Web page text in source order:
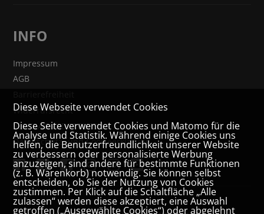
INFO
Impressum
AGB
Widerrufsrecht
VERTRAG WIDERRUFEN
Datenschutz- und Cookieerklärung
Diese Webseite verwendet Cookies
Diese Seite verwendet Cookies und Matomo für die
Analyse und Statistik. Während einige Cookies uns
helfen, die Benutzerfreundlichkeit unserer Website
zu verbessern oder personalisierte Werbung
anzuzeigen, sind andere für bestimmte Funktionen
(z. B. Warenkorb) notwendig. Sie können selbst
entscheiden, ob Sie der Nutzung von Cookies
zustimmen. Per Klick auf die Schaltfläche „Alle
zulassen“ werden diese akzeptiert, eine Auswahl
getroffen („Ausgewählte Cookies“) oder abgelehnt